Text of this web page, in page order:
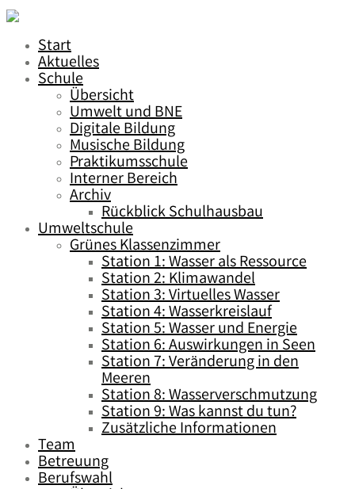
Start
Aktuelles
Schule
Übersicht
Umwelt und BNE
Digitale Bildung
Musische Bildung
Praktikumsschule
Interner Bereich
Archiv
Rückblick Schulhausbau
Umweltschule
Grünes Klassenzimmer
Station 1: Wasser als Ressource
Station 2: Klimawandel
Station 3: Virtuelles Wasser
Station 4: Wasserkreislauf
Station 5: Wasser und Energie
Station 6: Auswirkungen in Seen
Station 7: Veränderung in den
Meeren
Station 8: Wasserverschmutzung
Station 9: Was kannst du tun?
Zusätzliche Informationen
Team
Betreuung
Berufswahl